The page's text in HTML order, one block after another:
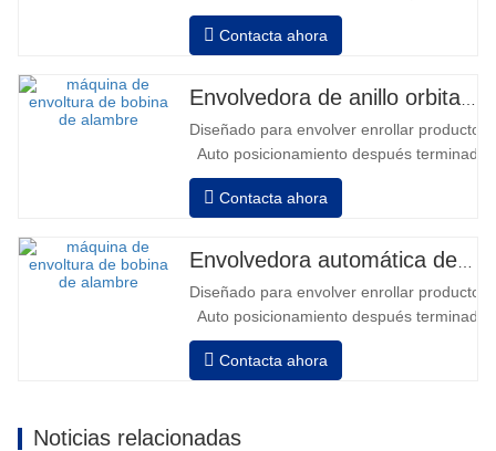
avanzar y retroceder • Operación fuera
de la columna • 2 baterías serie 12V /
batería llena 120-130 palets • Cargador
tiempo de carga aprox. 8-10h…
Contacta ahora
Diseñado para envolver enrollar
Auto posicionamiento después
velocidad, estiramiento fuerza puede ser
Neumático superior plato a prensa
Contacta ahora
Diseñado para envolver enrollar
Auto posicionamiento después
velocidad, estiramiento fuerza puede ser
Neumático superior plato a prensa
Contacta ahora
Noticias relacionadas